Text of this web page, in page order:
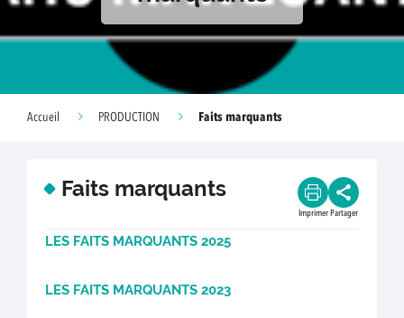
Accueil PRODUCTION Faits marquants
Faits marquants
Imprimer Partager
LES FAITS MARQUANTS 2025
LES FAITS MARQUANTS 2023